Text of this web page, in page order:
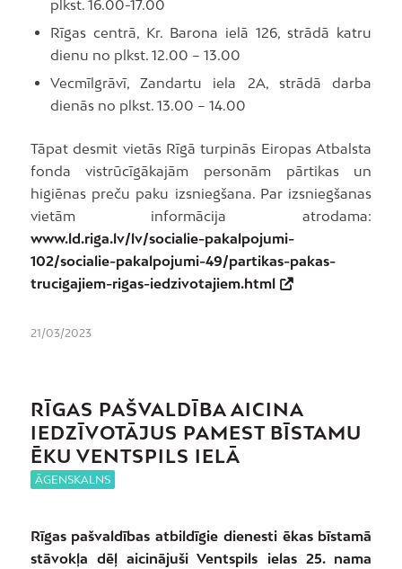
plkst. 16.00-17.00
Rīgas centrā, Kr. Barona ielā 126, strādā katru
dienu no plkst. 12.00 – 13.00
Vecmīlgrāvī, Zandartu iela 2A, strādā darba
dienās no plkst. 13.00 – 14.00
Tāpat desmit vietās Rīgā turpinās Eiropas Atbalsta
fonda vistrūcīgākajām personām pārtikas un
higiēnas preču paku izsniegšana. Par izsniegšanas
vietām informācija atrodama:
www.ld.riga.lv/lv/socialie-pakalpojumi-
102/socialie-pakalpojumi-49/partikas-pakas-
trucigajiem-rigas-iedzivotajiem.html
21/03/2023
RĪGAS PAŠVALDĪBA AICINA
IEDZĪVOTĀJUS PAMEST BĪSTAMU
ĒKU VENTSPILS IELĀ
ĀGENSKALNS
Rīgas pašvaldības atbildīgie dienesti ēkas bīstamā
stāvokļa dēļ aicinājuši Ventspils ielas 25. nama